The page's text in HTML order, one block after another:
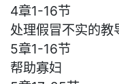
4章1-16节
处理假冒不实的教
5章1-16节
帮助寡妇